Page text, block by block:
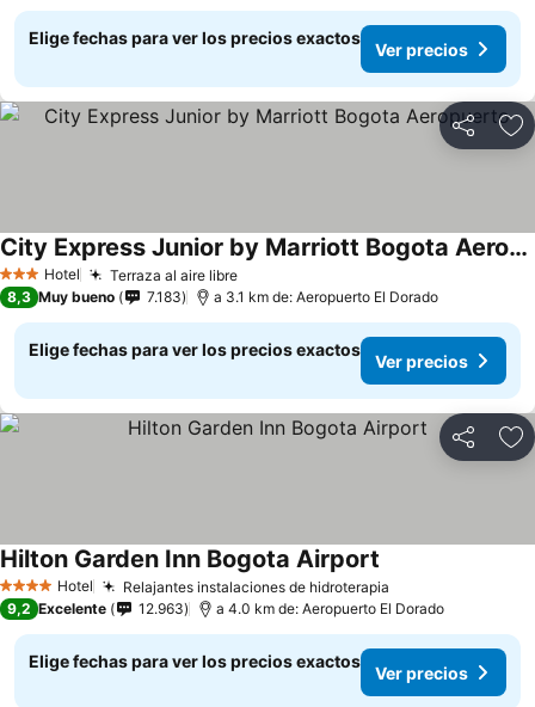
Elige fechas para ver los precios exactos
Ver precios
Compartir
3 Estrellas
Hotel Terraza al aire libre
City Express Junior by Marriott Bogota Aeropuerto
8,3 Muy bueno 7.183 a 3.1 km de: Aeropuerto El Dorado
Elige fechas para ver los precios exactos
Ver precios
Compartir
4 EstrellasHotel Relajantes instalaciones de hidroterapia
Hilton Garden Inn Bogota Airport
9,2 Excelente 12.963 a 4.0 km de: Aeropuerto El Dorado
Elige fechas para ver los precios exactos
Ver precios